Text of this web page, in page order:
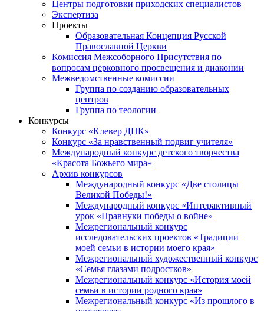
Центры подготовки приходских специалистов
Экспертиза
Проекты
Образовательная Концепция Русской
Православной Церкви
Комиссия Межсоборного Присутствия по
вопросам церковного просвещения и диаконии
Межведомственные комиссии
Группа по созданию образовательных
центров
Группа по теологии
Конкурсы
Конкурс «Клевер ДНК»
Конкурс «За нравственный подвиг учителя»
Международный конкурс детского творчества
«Красота Божьего мира»
Архив конкурсов
Международный конкурс «Две столицы
Великой Победы!»
Международный конкурс «Интерактивный
урок «Правнуки победы о войне»
Межрегиональный конкурс
исследовательских проектов «Традиции
моей семьи в истории моего края»
Межрегиональный художественный конкурс
«Семья глазами подростков»
Межрегиональный конкурс «История моей
семьи в истории родного края»
Межрегиональный конкурс «Из прошлого в